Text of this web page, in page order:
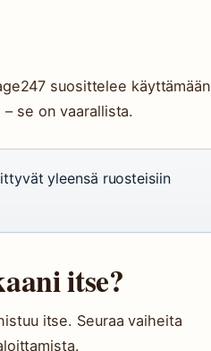
suosittelee käyttämään
se on vaarallista.
yleensä ruosteisiin
itse?
itse. Seuraa vaiheita